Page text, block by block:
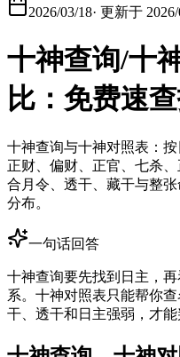
2026/03/18· 更新于
十神查询/十
比：免费速
十神查询与十神对照表：
正财、偏财、正官、七杀
合月令、透干、藏干与整
分布。
一句话回答
十神查询要先找到日主，
系。十神对照表只能帮你
干、透干和日主强弱，才